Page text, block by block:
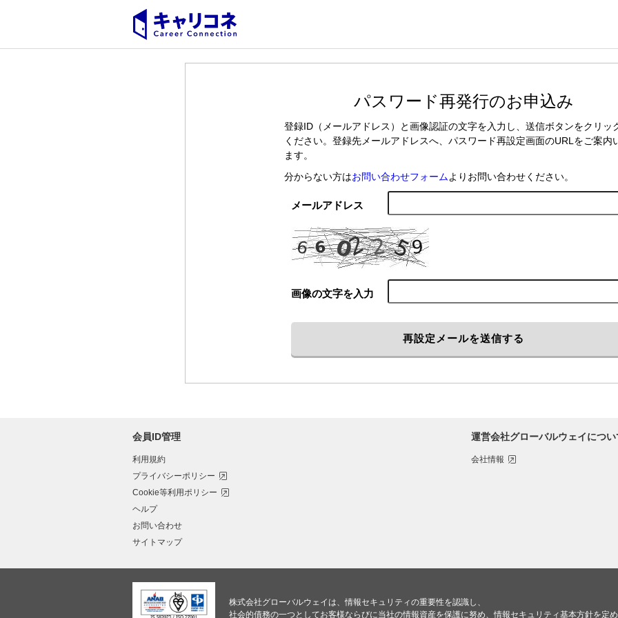
パスワード再発行のお申込み
登録ID（メールアドレス）と画像認証の文字を入力し、送信ボタンをクリッ
ください。登録先メールアドレスへ、パスワード再設定画面のURLをご案内
ます。
分からない方はお問い合わせフォームよりお問い合わせください。
メールアドレス
画像の文字を入力
会員ID管理
利用規約
プライバシーポリシー
Cookie等利用ポリシー
ヘルプ
お問い合わせ
サイトマップ
運営会社グローバルウェイについ
会社情報
株式会社グローバルウェイは、情報セキュリティの重要性を認識し、
社会的債務の一つとしてお客様ならびに当社の情報資産を保護に努め、情報セキュリティ基本方針を定め